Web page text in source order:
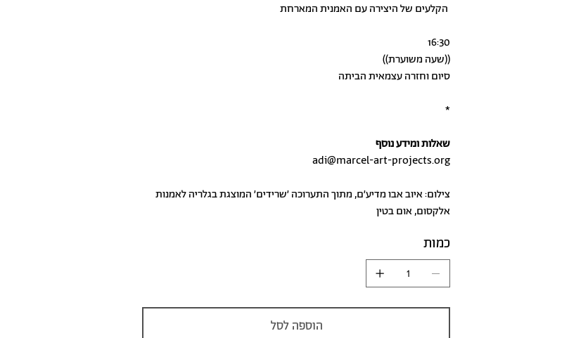
16:30
((שעה משוערת))
סיום וחזרה עצמאית הביתה
*
שאלות ומידע נוסף
adi@marcel-art-projects.org
צילום: איוב אבו מדיע׳ם, מתוך התערוכה ׳שרידים׳ המוצגת בגלריה לאמנות
אלקסום, אום בטין
כמות
הוספה לסל